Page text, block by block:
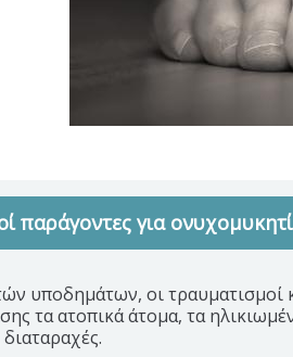
παράγοντες για
υποδημάτων, οι τραυματισμοί
τα ατοπικά άτομα, τα